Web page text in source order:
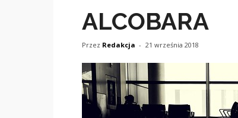
ALCOBARA
Przez Redakcja - 21 września 2018